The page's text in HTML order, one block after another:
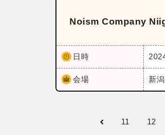
Noism Company
日時
会場 新潟
11 12